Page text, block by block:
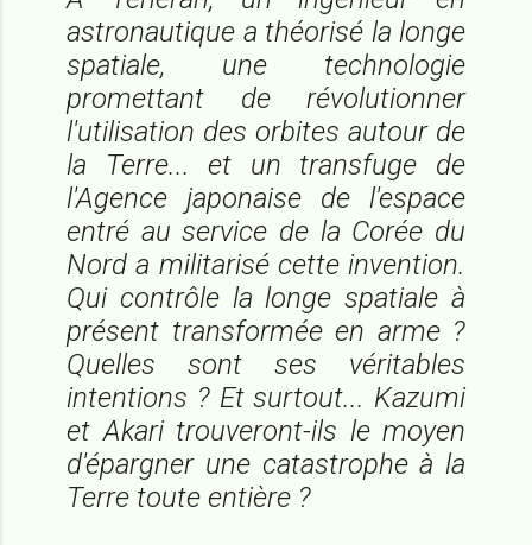
astronautique a théorisé la longe
spatiale, une technologie
promettant de révolutionner
l'utilisation des orbites autour de
la Terre... et un transfuge de
l'Agence japonaise de l'espace
entré au service de la Corée du
Nord a militarisé cette invention.
Qui contrôle la longe spatiale à
présent transformée en arme ?
Quelles sont ses véritables
intentions ? Et surtout... Kazumi
et Akari trouveront-ils le moyen
d'épargner une catastrophe à la
Terre toute entière ?